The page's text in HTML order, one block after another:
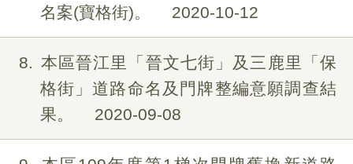
名案(寶格街)。
2020-10-12
8
本區晉江里「晉文七街」及三鹿里「保
格街」道路命名及門牌整編意願調查結
果。
2020-09-08